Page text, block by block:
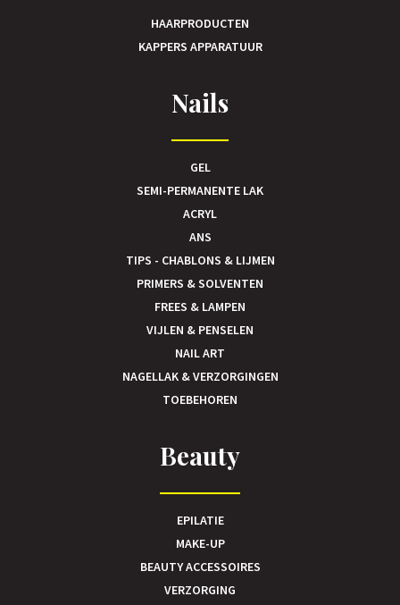
HAARPRODUCTEN
KAPPERS APPARATUUR
Nails
GEL
SEMI-PERMANENTE LAK
ACRYL
ANS
TIPS - CHABLONS & LIJMEN
PRIMERS & SOLVENTEN
FREES & LAMPEN
VIJLEN & PENSELEN
NAIL ART
NAGELLAK & VERZORGINGEN
TOEBEHOREN
Beauty
EPILATIE
MAKE-UP
BEAUTY ACCESSOIRES
VERZORGING